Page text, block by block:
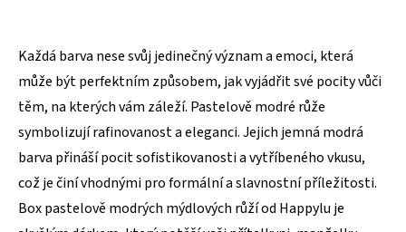
Každá barva nese svůj jedinečný význam a emoci, která
může být perfektním způsobem, jak vyjádřit své pocity vůči
těm, na kterých vám záleží. Pastelově modré růže
symbolizují rafinovanost a eleganci. Jejich jemná modrá
barva přináší pocit sofistikovanosti a vytříbeného vkusu,
což je činí vhodnými pro formální a slavnostní příležitosti.
Box pastelově modrých mýdlových růží od Happylu je